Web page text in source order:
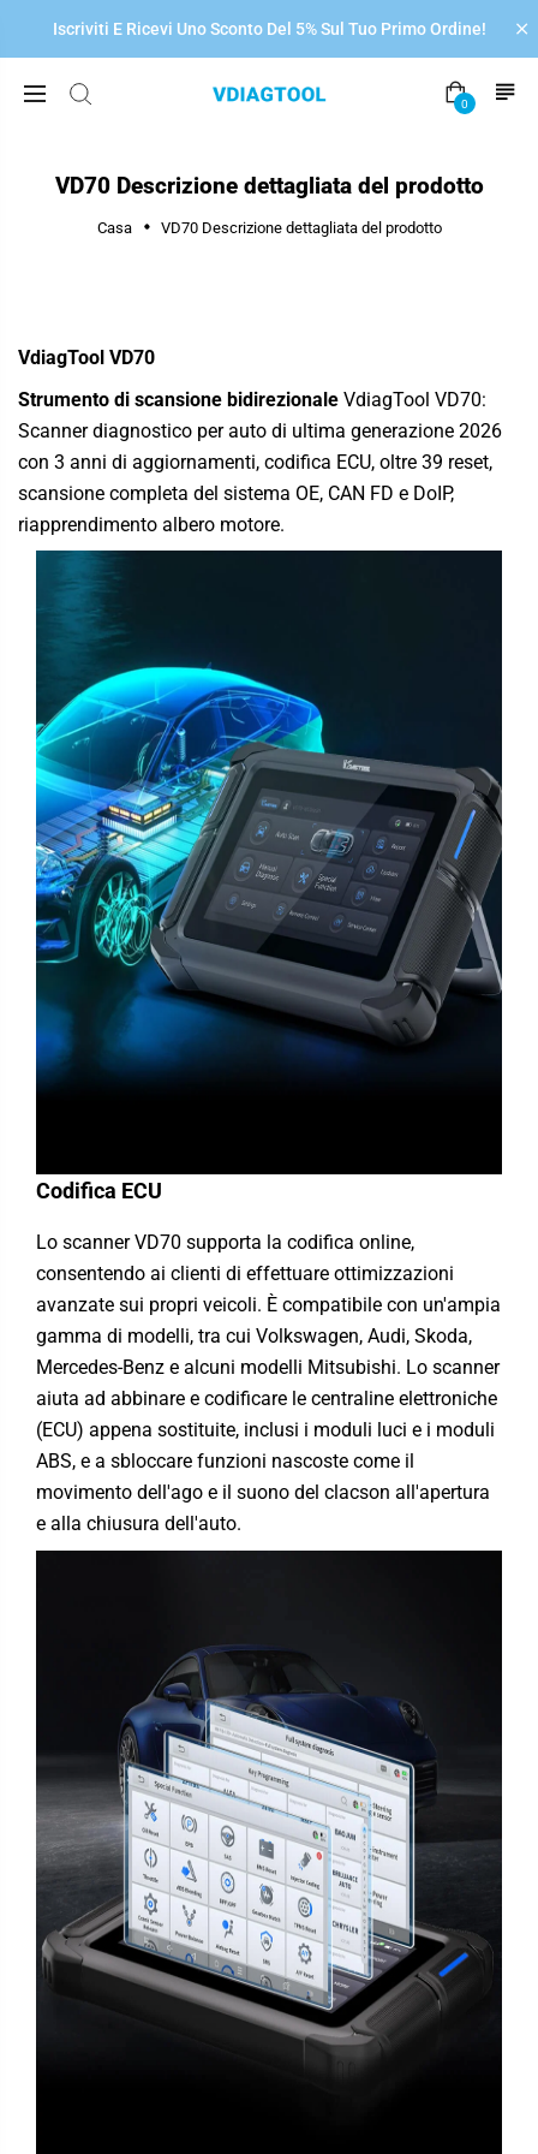
Iscriviti E Ricevi Uno Sconto Del 5% Sul Tuo Primo Ordine!
0
VD70 Descrizione dettagliata del prodotto
Casa VD70 Descrizione dettagliata del prodotto
VdiagTool VD70
Strumento di scansione bidirezionale VdiagTool VD70:
Scanner diagnostico per auto di ultima generazione 2026
con 3 anni di aggiornamenti, codifica ECU, oltre 39 reset,
scansione completa del sistema OE, CAN FD e DoIP,
riapprendimento albero motore.
Codifica ECU
Lo scanner VD70 supporta la codifica online,
consentendo ai clienti di effettuare ottimizzazioni
avanzate sui propri veicoli. È compatibile con un'ampia
gamma di modelli, tra cui Volkswagen, Audi, Skoda,
Mercedes-Benz e alcuni modelli Mitsubishi. Lo scanner
aiuta ad abbinare e codificare le centraline elettroniche
(ECU) appena sostituite, inclusi i moduli luci e i moduli
ABS, e a sbloccare funzioni nascoste come il
movimento dell'ago e il suono del clacson all'apertura
e alla chiusura dell'auto.